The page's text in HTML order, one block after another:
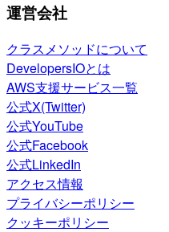
運営会社
クラスメソッドについて
DevelopersIOとは
AWS支援サービス一覧
公式X(Twitter)
公式YouTube
公式Facebook
公式LinkedIn
アクセス情報
プライバシーポリシー
クッキーポリシー